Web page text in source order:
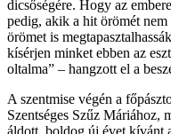
dicsőségére. Hogy az
pedig, akik a hit örömét
örömet is
kísérjen minket ebben az
oltalma” – hangzott el a
A szentmise végén a
Szentséges Szűz Máriához,
áldott, boldog új évet kívánt